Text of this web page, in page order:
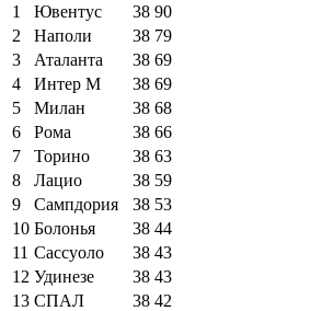
1
Ювентус 38 90
2
Наполи 38 79
3
Аталанта 38 69
4
Интер М 38 69
5
Милан 38 68
6
Рома 38 66
7
Торино 38 63
8
Лацио 38 59
9
Сампдория 38 53
10 Болонья 38 44
11 Сассуоло 38 43
12 Удинезе 38 43
13 СПАЛ 38 42